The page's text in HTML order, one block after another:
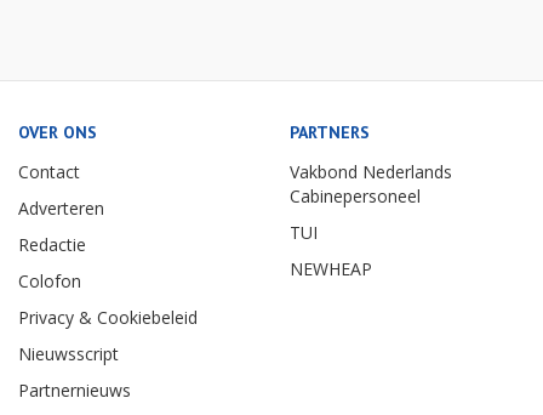
OVER ONS
Contact
Adverteren
Redactie
Colofon
Privacy & Cookiebeleid
Nieuwsscript
Partnernieuws
PARTNERS
Vakbond Nederlands
Cabinepersoneel
TUI
NEWHEAP